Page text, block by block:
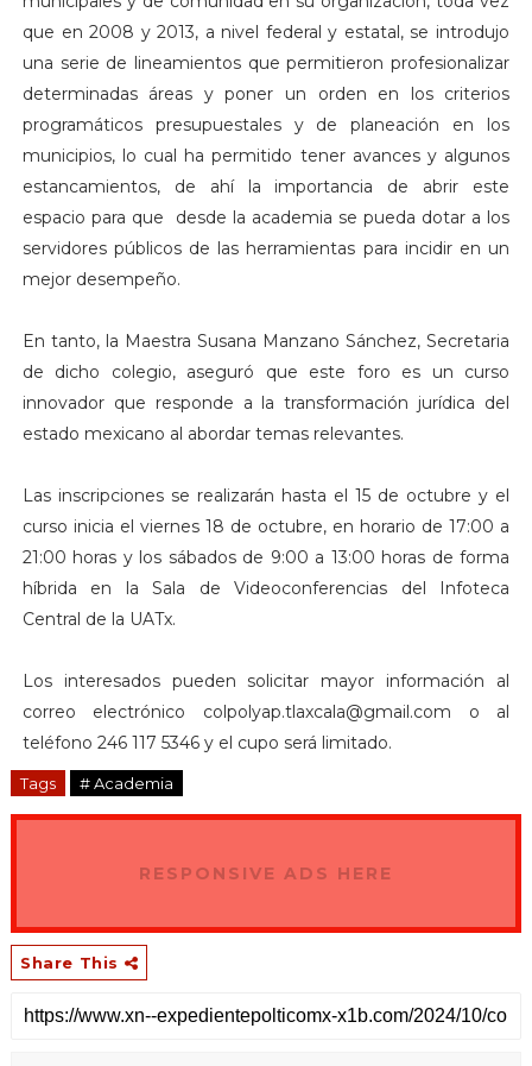
que en 2008 y 2013, a nivel federal y estatal, se introdujo
una serie de lineamientos que permitieron profesionalizar
determinadas áreas y poner un orden en los criterios
programáticos presupuestales y de planeación en los
municipios, lo cual ha permitido tener avances y algunos
estancamientos, de ahí la importancia de abrir este
espacio para que desde la academia se pueda dotar a los
servidores públicos de las herramientas para incidir en un
mejor desempeño.
En tanto, la Maestra Susana Manzano Sánchez, Secretaria
de dicho colegio, aseguró que este foro es un curso
innovador que responde a la transformación jurídica del
estado mexicano al abordar temas relevantes.
Las inscripciones se realizarán hasta el 15 de octubre y el
curso inicia el viernes 18 de octubre, en horario de 17:00 a
21:00 horas y los sábados de 9:00 a 13:00 horas de forma
híbrida en la Sala de Videoconferencias del Infoteca
Central de la UATx.
Los interesados pueden solicitar mayor información al
correo electrónico colpolyap.tlaxcala@gmail.com o al
teléfono 246 117 5346 y el cupo será limitado.
Tags # Academia
RESPONSIVE ADS HERE
Share This